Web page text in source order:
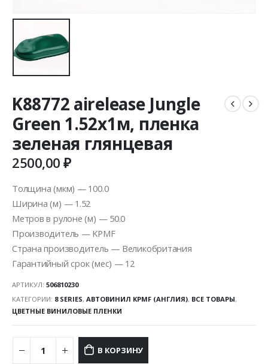
K88772 airelease Jungle
Green 1.52х1м, пленка
зеленая глянцевая
2500,00₽
Толщина (мкм) — 100.0
Ширина (м) — 1.52
Метров в рулоне (м) — 50.0
Производитель — KPMF
Страна производитель — Великобритания
Гарантийный срок (мес) — 12
АРТИКУЛ: 506810230
КАТЕГОРИИ: 8 SERIES, АВТОВИНИЛ KPMF (АНГЛИЯ), ВСЕ ТОВАРЫ,
ЦВЕТНЫЕ ВИНИЛОВЫЕ ПЛЕНКИ
В КОРЗИНУ